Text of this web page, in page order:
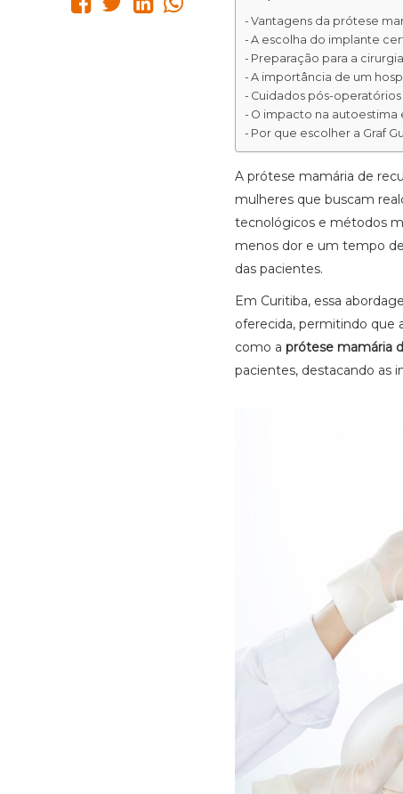
Vantagens da prótese
A escolha do implante
Preparação para a cirurgia
A importância de um
Cuidados pós-
O impacto na autoestima
Por que escolher a Graf
A prótese mamária de
mulheres que buscam
tecnológicos e métodos
menos dor e um tempo
das pacientes.
Em Curitiba, essa
oferecida, permitindo que
como a prótese mamária
pacientes, destacando as